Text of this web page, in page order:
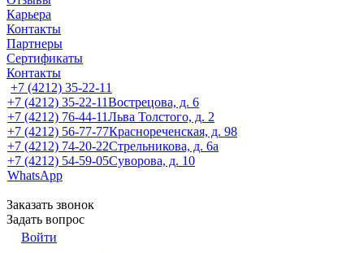
Карьера
Контакты
Партнеры
Сертификаты
Контакты
+7 (4212) 35-22-11
+7 (4212) 35-22-11Вострецова, д. 6
+7 (4212) 76-44-11Льва Толстого, д. 2
+7 (4212) 56-77-77Краснореченская, д. 98
+7 (4212) 74-20-22Стрельникова, д. 6а
+7 (4212) 54-59-05Суворова, д. 10
WhatsApp
Заказать звонок
Задать вопрос
Войти